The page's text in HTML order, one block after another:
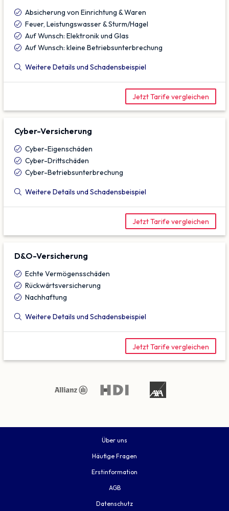
Absicherung von Einrichtung & Waren
Feuer, Leistungswasser & Sturm/Hagel
Auf Wunsch: Elektronik und Glas
Auf Wunsch: kleine Betriebsunterbrechung
Weitere Details und Schadensbeispiel
Jetzt Tarife vergleichen
Cyber-Versicherung
Cyber-Eigenschäden
Cyber-Drittschäden
Cyber-Betriebsunterbrechung
Weitere Details und Schadensbeispiel
Jetzt Tarife vergleichen
D&O-Versicherung
Echte Vermögensschäden
Rückwärtsversicherung
Nachhaftung
Weitere Details und Schadensbeispiel
Jetzt Tarife vergleichen
Über uns
Häufige Fragen
Erstinformation
AGB
Datenschutz